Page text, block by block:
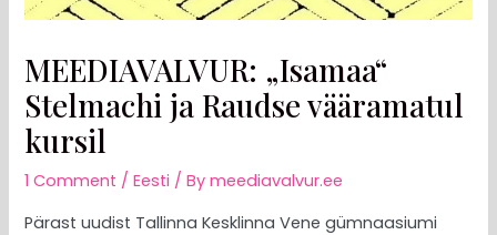
MEEDIAVALVUR: „Isamaa“
Stelmachi ja Raudse vääramatul
kursil
1 Comment /Eesti / Bymeediavalvur.ee
Pärast uudist Tallinna Kesklinna Vene gümnaasiumi